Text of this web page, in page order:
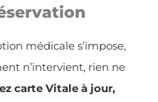
médicale s’impose,
n’intervient, rien ne
carte Vitale à jour,